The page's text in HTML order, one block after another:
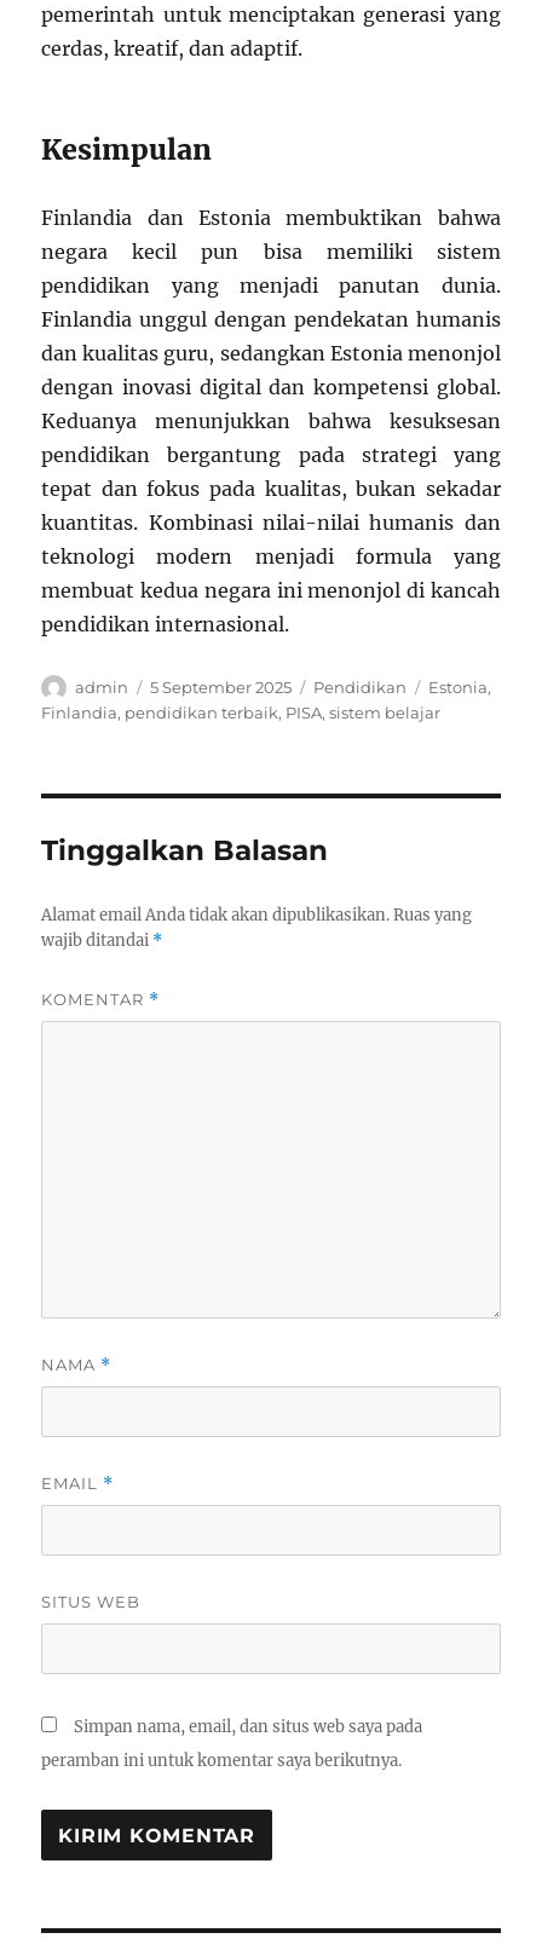
pemerintah untuk menciptakan generasi yang
cerdas, kreatif, dan adaptif.
Kesimpulan
Finlandia dan Estonia membuktikan bahwa
negara kecil pun bisa memiliki sistem
pendidikan yang menjadi panutan dunia.
Finlandia unggul dengan pendekatan humanis
dan kualitas guru, sedangkan Estonia menonjol
dengan inovasi digital dan kompetensi global.
Keduanya menunjukkan bahwa kesuksesan
pendidikan bergantung pada strategi yang
tepat dan fokus pada kualitas, bukan sekadar
kuantitas. Kombinasi nilai-nilai humanis dan
teknologi modern menjadi formula yang
membuat kedua negara ini menonjol di kancah
pendidikan internasional.
Author
admin
Posted
on
5 September 2025 Categories
Pendidikan Tags
Estonia,
Finlandia, pendidikan terbaik, PISA,sistem belajar
Tinggalkan Balasan
Alamat email Anda tidak akan dipublikasikan. Ruas yang
wajib ditandai *
KOMENTAR *
NAMA *
EMAIL *
SITUS WEB
Simpan nama, email, dan situs web saya pada
peramban ini untuk komentar saya berikutnya.